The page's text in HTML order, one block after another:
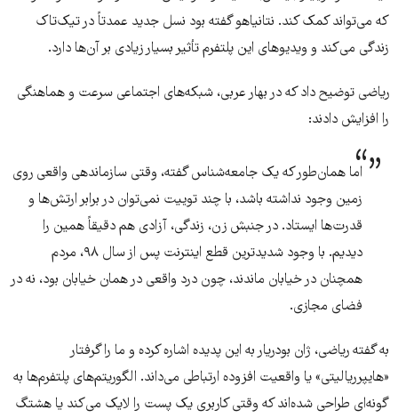
که می‌تواند کمک کند. نتانیاهو گفته بود نسل جدید عمدتاً در تیک‌تاک
زندگی می‌کند و ویدیوهای این پلتفرم تأثیر بسیار زیادی بر آن‌ها دارد.
ریاضی توضیح داد که در بهار عربی، شبکه‌های اجتماعی سرعت و هماهنگی
را افزایش دادند:
اما همان‌طور که یک جامعه‌شناس گفته، وقتی سازماندهی واقعی روی
زمین وجود نداشته باشد، با چند توییت نمی‌توان در برابر ارتش‌ها و
قدرت‌ها ایستاد. در جنبش زن، زندگی، آزادی هم دقیقاً همین را
دیدیم. با وجود شدیدترین قطع اینترنت پس از سال ۹۸، مردم
همچنان در خیابان ماندند، چون درد واقعی در همان خیابان بود، نه در
فضای مجازی.
به گفته ریاضی، ژان بودریار به این پدیده اشاره کرده و ما را گرفتار
«هایپرریالیتی» یا واقعیت افزوده ارتباطی می‌داند. الگوریتم‌های پلتفرم‌ها به
گونه‌ای طراحی شده‌اند که وقتی کاربری یک پست را لایک می‌کند یا هشتگ